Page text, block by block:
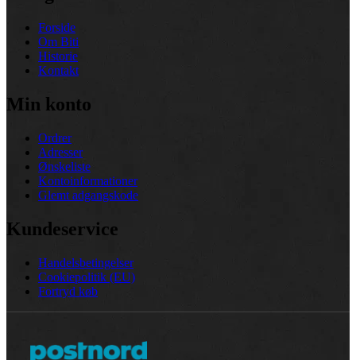
Forside
Om Biti
Historie
Kontakt
Min konto
Ordrer
Adresser
Ønskeliste
Kontoinformationer
Glemt adgangskode
Kundeservice
Handelsbetingelser
Cookiepolitik (EU)
Fortryd køb